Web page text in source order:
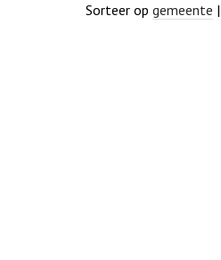
Sorteer op gemeente |